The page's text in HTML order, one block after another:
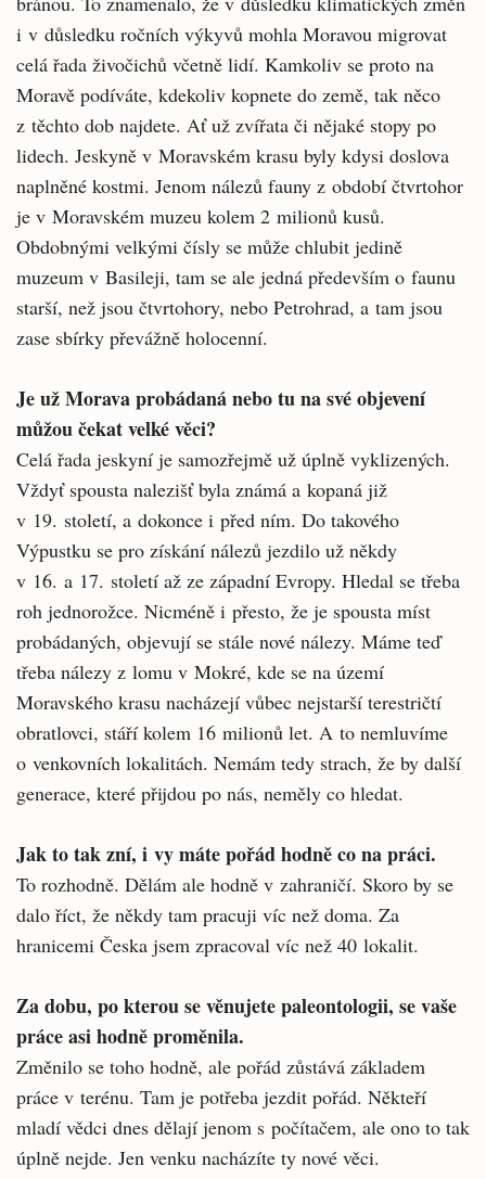
i v důsledku ročních výkyvů mohla Moravou migrovat
celá řada živočichů včetně lidí. Kamkoliv se proto na
Moravě podíváte, kdekoliv kopnete do země, tak něco
z těchto dob najdete. Ať už zvířata či nějaké stopy po
lidech. Jeskyně v Moravském krasu byly kdysi doslova
naplněné kostmi. Jenom nálezů fauny z období čtvrtohor
je v Moravském muzeu kolem 2 milionů kusů.
Obdobnými velkými čísly se může chlubit jedině
muzeum v Basileji, tam se ale jedná především o faunu
starší, než jsou čtvrtohory, nebo Petrohrad, a tam jsou
zase sbírky převážně holocenní.
Je už Morava probádaná nebo tu na své objevení
můžou čekat velké věci?
Celá řada jeskyní je samozřejmě už úplně vyklizených.
Vždyť spousta nalezišť byla známá a kopaná již
v 19. století, a dokonce i před ním. Do takového
Výpustku se pro získání nálezů jezdilo už někdy
v 16. a 17. století až ze západní Evropy. Hledal se třeba
roh jednorožce. Nicméně i přesto, že je spousta míst
probádaných, objevují se stále nové nálezy. Máme teď
třeba nálezy z lomu v Mokré, kde se na území
Moravského krasu nacházejí vůbec nejstarší terestričtí
obratlovci, stáří kolem 16 milionů let. A to nemluvíme
o venkovních lokalitách. Nemám tedy strach, že by další
generace, které přijdou po nás, neměly co hledat.
Jak to tak zní, i vy máte pořád hodně co na práci.
To rozhodně. Dělám ale hodně v zahraničí. Skoro by se
dalo říct, že někdy tam pracuji víc než doma. Za
hranicemi Česka jsem zpracoval víc než 40 lokalit.
Za dobu, po kterou se věnujete paleontologii, se vaše
práce asi hodně proměnila.
Změnilo se toho hodně, ale pořád zůstává základem
práce v terénu. Tam je potřeba jezdit pořád. Někteří
mladí vědci dnes dělají jenom s počítačem, ale ono to tak
úplně nejde. Jen venku nacházíte ty nové věci.